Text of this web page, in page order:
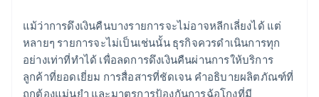
แม้ว่าการดึงเงินคืนบางรายการจะไม่อาจหลีกเลี่ยงได้ แต่
หลายๆ รายการจะไม่เป็นเช่นนั้น ธุรกิจควรดําเนินการทุก
อย่างเท่าที่ทำได้ เพื่อลดการดึงเงินคืนผ่านการให้บริการ
ลูกค้าที่ยอดเยี่ยม การสื่อสารที่ชัดเจน คําอธิบายผลิตภัณฑ์ที่
ถูกต้องแม่นยำ และมาตรการป้องกันการฉ้อโกงที่มี